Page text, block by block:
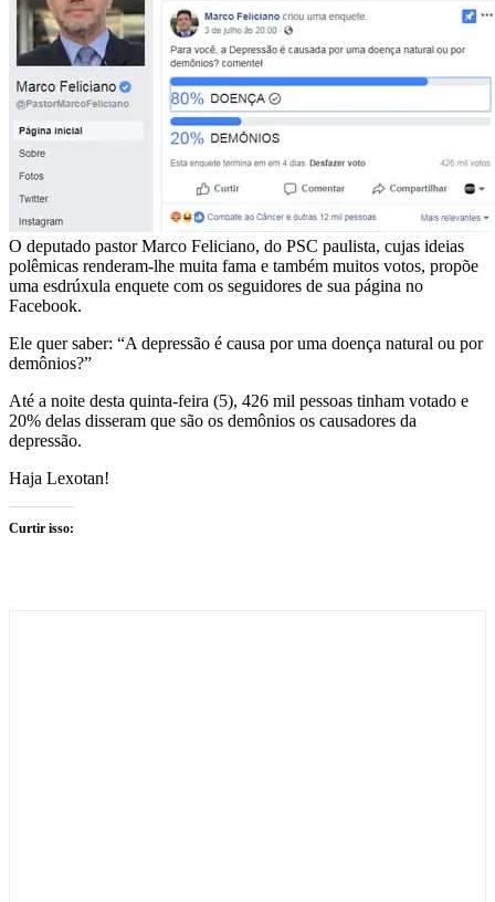
O deputado pastor Marco Feliciano, do PSC paulista, cujas ideias
polêmicas renderam-lhe muita fama e também muitos votos, propõe
uma esdrúxula enquete com os seguidores de sua página no
Facebook.
Ele quer saber: “A depressão é causa por uma doença natural ou por
demônios?”
Até a noite desta quinta-feira (5), 426 mil pessoas tinham votado e
20% delas disseram que são os demônios os causadores da
depressão.
Haja Lexotan!
Curtir isso: